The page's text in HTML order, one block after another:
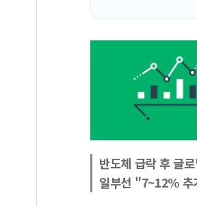
반도체 급락 후 글
일부선 "7~12% 추